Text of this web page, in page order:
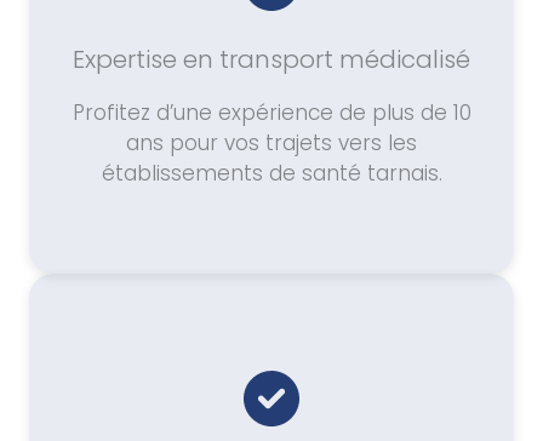
Expertise en transport médicalisé
Profitez d’une expérience de plus de 10
ans pour vos trajets vers les
établissements de santé tarnais.